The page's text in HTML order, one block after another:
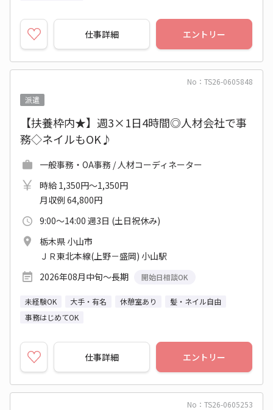
仕事詳細 エントリー
No：TS26-0605848
派遣
【扶養枠内★】週3×1日4時間◎人材会社で事
務◇ネイルもOK♪
一般事務・OA事務 / 人材コーディネーター
時給 1,350円～1,350円
月収例 64,800円
9:00～14:00 週3日 (土日祝休み)
栃木県 小山市
ＪＲ東北本線(上野－盛岡) 小山駅
2026年08月中旬～長期
開始日相談OK
未経験OK 大手・有名 休憩室あり
髪・ネイル自由
事務はじめてOK
仕事詳細 エントリー
No：TS26-0605253